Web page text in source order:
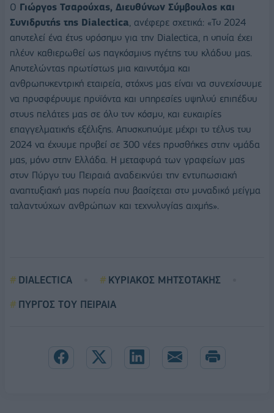
Ο Γιώργος Τσαρούχας, Διευθύνων Σύμβουλος και
Συνιδρυτής της Dialectica , ανέφερε σχετικά: «Το 2024
αποτελεί ένα έτος ορόσημο για την Dialectica, η οποία έχει
πλέον καθιερωθεί ως παγκόσμιος ηγέτης του κλάδου μας.
Αποτελώντας πρωτίστως μια καινοτόμα και
ανθρωποκεντρική εταιρεία, στόχος μας είναι να συνεχίσουμε
να προσφέρουμε προϊόντα και υπηρεσίες υψηλού επιπέδου
στους πελάτες μας σε όλο τον κόσμο, και ευκαιρίες
επαγγελματικής εξέλιξης. Αποσκοπούμε μέχρι το τέλος του
2024 να έχουμε προβεί σε 300 νέες προσθήκες στην ομάδα
μας, μόνο στην Ελλάδα. Η μεταφορά των γραφείων μας
στον Πύργο του Πειραιά αναδεικνύει την εντυπωσιακή
αναπτυξιακή μας πορεία που βασίζεται στο μοναδικό μείγμα
ταλαντούχων ανθρώπων και τεχνολογίας αιχμής».
DIALECTICA
ΚΥΡΙΑΚΟΣ ΜΗΤΣΟΤΑΚΗΣ
ΠΥΡΓΟΣ ΤΟΥ ΠΕΙΡΑΙΑ